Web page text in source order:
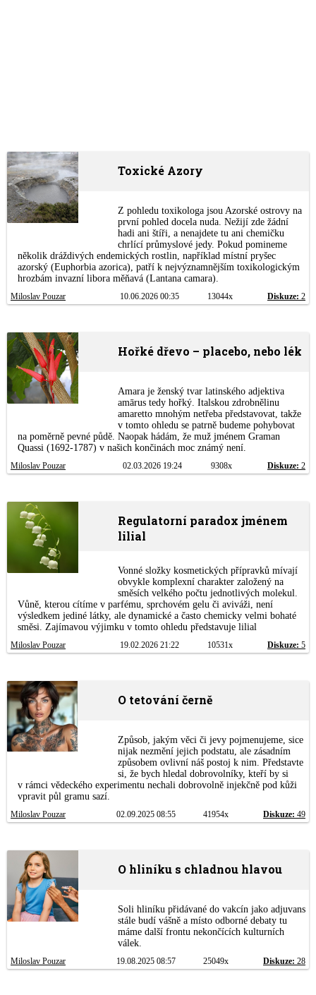
Toxické Azory
Z pohledu toxikologa jsou Azorské ostrovy na
první pohled docela nuda. Nežijí zde žádní
hadi ani štíři, a nenajdete tu ani chemičku
chrlící průmyslové jedy. Pokud pomineme
několik dráždivých endemických rostlin, například místní pryšec
azorský (Euphorbia azorica), patří k nejvýznamnějším toxikologickým
hrozbám invazní libora měňavá (Lantana camara).
Miloslav Pouzar 10.06.2026 00:35 13044x Diskuze: 2
Hořké dřevo – placebo, nebo lék
Amara je ženský tvar latinského adjektiva
amārus tedy hořký. Italskou zdrobnělinu
amaretto mnohým netřeba představovat, takže
v tomto ohledu se patrně budeme pohybovat
na poměrně pevné půdě. Naopak hádám, že muž jménem Graman
Quassi (1692-1787) v našich končinách moc známý není.
Miloslav Pouzar 02.03.2026 19:24 9308x Diskuze: 2
Regulatorní paradox jménem
lilial
Vonné složky kosmetických přípravků mívají
obvykle komplexní charakter založený na
směsích velkého počtu jednotlivých molekul.
Vůně, kterou cítíme v parfému, sprchovém gelu či aviváži, není
výsledkem jediné látky, ale dynamické a často chemicky velmi bohaté
směsi. Zajímavou výjimku v tomto ohledu představuje lilial
Miloslav Pouzar 19.02.2026 21:22 10531x Diskuze: 5
O tetování černě
Způsob, jakým věci či jevy pojmenujeme, sice
nijak nezmění jejich podstatu, ale zásadním
způsobem ovlivní náš postoj k nim. Představte
si, že bych hledal dobrovolníky, kteří by si
v rámci vědeckého experimentu nechali dobrovolně injekčně pod kůži
vpravit půl gramu sazí.
Miloslav Pouzar 02.09.2025 08:55 41954x Diskuze: 49
O hliníku s chladnou hlavou
Soli hliníku přidávané do vakcín jako adjuvans
stále budí vášně a místo odborné debaty tu
máme další frontu nekončících kulturních
válek.
Miloslav Pouzar 19.08.2025 08:57 25049x Diskuze: 28